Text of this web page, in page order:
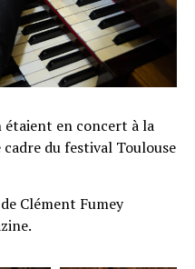
étaient en concert à la
du festival Toulouse
Clément Fumey